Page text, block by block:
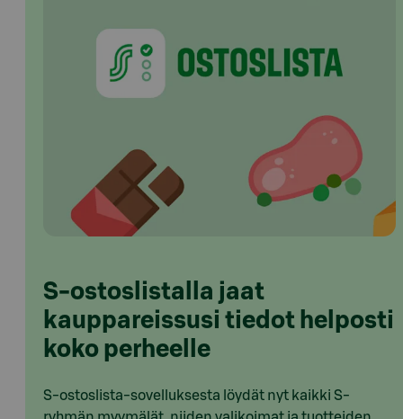
S-ostoslistalla jaat
kauppareissusi tiedot helposti
koko perheelle
S-ostoslista-sovelluksesta löydät nyt kaikki S-